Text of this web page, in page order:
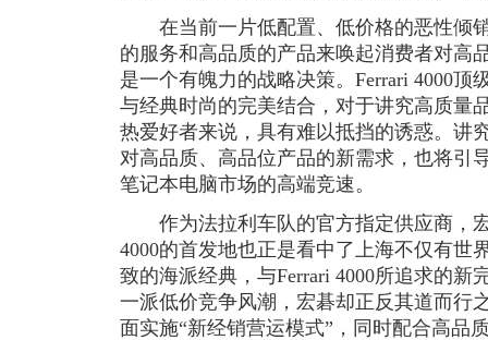
在当前一片低配置、低价格的恶性倾
的服务和高品质的产品来唤起消费者对高
是一个有魄力的战略决策。Ferrari 4000顶
与经典时尚的完美结合，对于讲究高质量
热爱好者来说，具有难以抵挡的诱惑。讲
对高品质、高品位产品的新需求，也将引
笔记本电脑市场的高端竞速。
作为法拉利车队的官方指定供应商，宏
4000的首发地也正是看中了上海不仅有世
致的海派经典，与Ferrari 4000所追求的新
一派低价竞争风潮，宏碁却正反其道而行
面实施“新经销营运模式”，同时配合高品